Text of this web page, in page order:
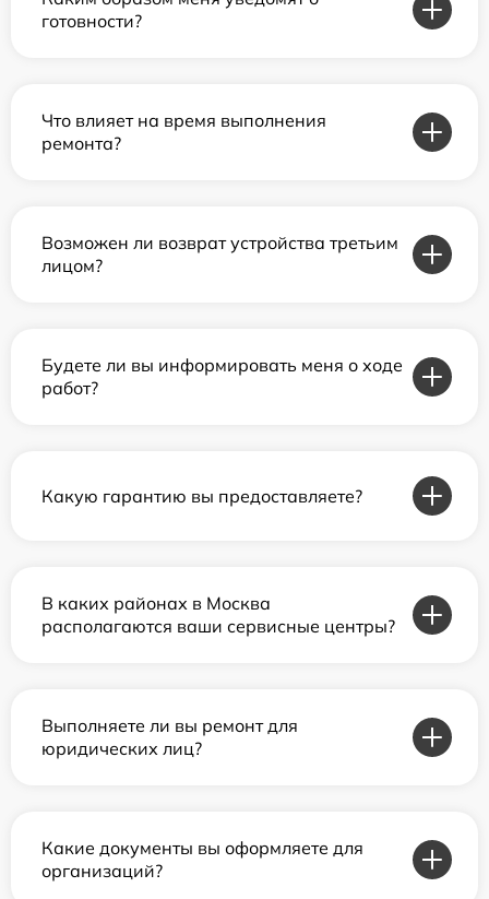
готовности?
Что влияет на время выполнения
ремонта?
Возможен ли возврат устройства третьим
лицом?
Будете ли вы информировать меня о ходе
работ?
Какую гарантию вы предоставляете?
В каких районах в Москва
располагаются ваши сервисные центры?
Выполняете ли вы ремонт для
юридических лиц?
Какие документы вы оформляете для
организаций?